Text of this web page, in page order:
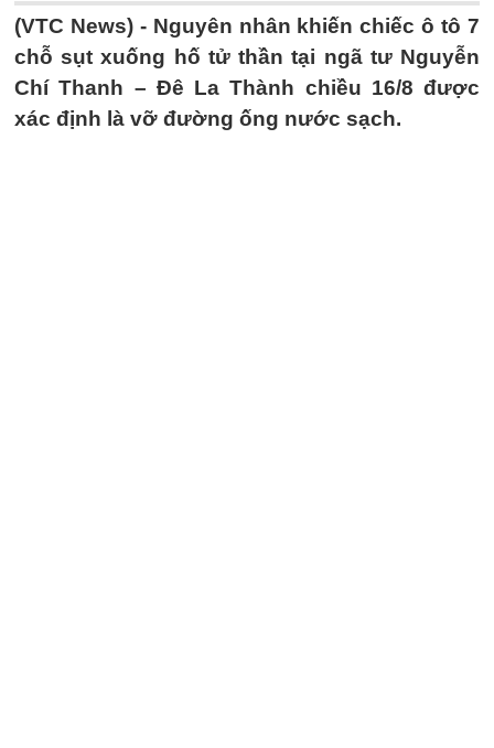
(VTC News) - Nguyên nhân khiến chiếc ô tô 7
chỗ sụt xuống hố tử thần tại ngã tư Nguyễn
Chí Thanh – Đê La Thành chiều 16/8 được
xác định là vỡ đường ống nước sạch.